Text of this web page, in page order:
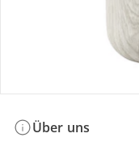
Kontakt &
Filialen &
Über uns